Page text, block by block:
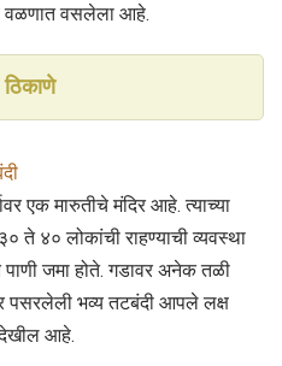
वळणात वसलेला आहे.
ठिकाणे
एक मारुतीचे मंदिर आहे. त्याच्या
ते ४० लोकांची राहण्याची व्यवस्था
पाणी जमा होते. गडावर अनेक तळी
पसरलेली भव्य तटबंदी आपले लक्ष
आहे.